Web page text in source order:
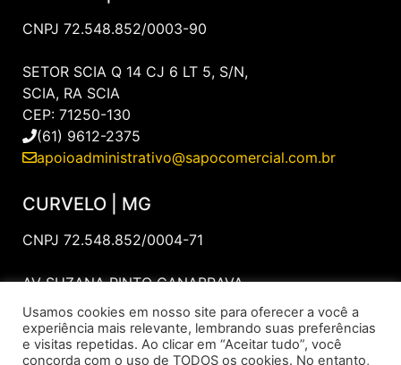
CNPJ 72.548.852/0003-90
SETOR SCIA Q 14 CJ 6 LT 5, S/N,
SCIA, RA SCIA
CEP: 71250-130
(61) 9612-2375
apoioadministrativo@sapocomercial.com.br
CURVELO | MG
CNPJ 72.548.852/0004-71
AV SUZANA PINTO CANABRAVA,
NÚMERO 154, QUADRA 10 LOTE 20.
CEP: 35.794-218 – SANTA FILOMENA – CURVELO
(21)96708-4964
Usamos cookies em nosso site para oferecer a você a
experiência mais relevante, lembrando suas preferências
e visitas repetidas. Ao clicar em “Aceitar tudo”, você
concorda com o uso de TODOS os cookies. No entanto,